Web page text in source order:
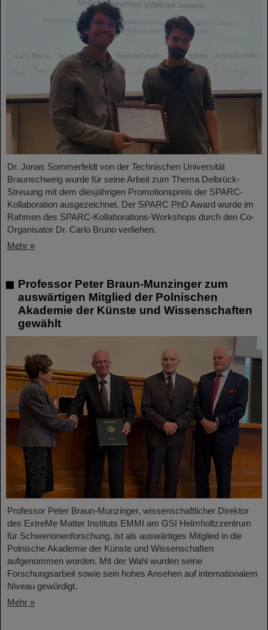
Dr. Jonas Sommerfeldt von der Technischen Universität
Braunschweig wurde für seine Arbeit zum Thema Delbrück-
Streuung mit dem diesjährigen Promotionspreis der SPARC-
Kollaboration ausgezeichnet. Der SPARC PhD Award wurde im
Rahmen des SPARC-Kollaborations-Workshops durch den Co-
Organisator Dr. Carlo Bruno verliehen.
Mehr »
Professor Peter Braun-Munzinger zum
auswärtigen Mitglied der Polnischen
Akademie der Künste und Wissenschaften
gewählt
Professor Peter Braun-Munzinger, wissenschaftlicher Direktor
des ExtreMe Matter Instituts EMMI am GSI Helmholtzzentrum
für Schwerionenforschung, ist als auswärtiges Mitglied in die
Polnische Akademie der Künste und Wissenschaften
aufgenommen worden. Mit der Wahl wurden seine
Forschungsarbeit sowie sein hohes Ansehen auf internationalem
Niveau gewürdigt.
Mehr »